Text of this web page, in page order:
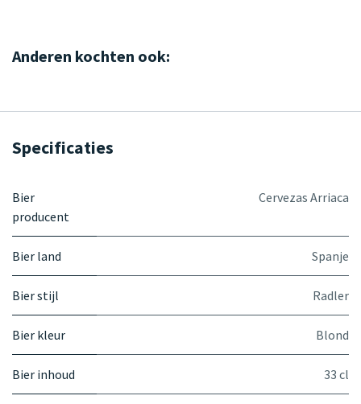
Anderen kochten ook:
Specificaties
Bier
producent
Cervezas Arriaca
Bier land Spanje
Bier stijl Radler
Bier kleur Blond
Bier inhoud 33 cl